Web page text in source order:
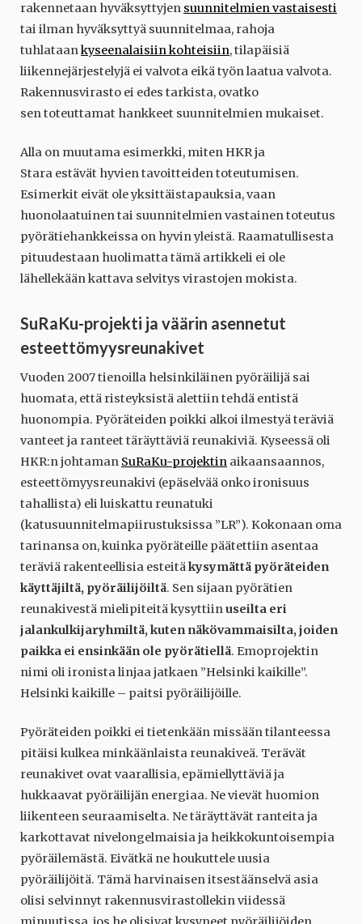
rakennetaan hyväksyttyjen suunnitelmien vastaisesti
tai ilman hyväksyttyä suunnitelmaa, rahoja
tuhlataankyseenalaisiin kohteisiin, tilapäisiä
liikennejärjestelyjä ei valvota eikä työn laatua valvota.
Rakennusvirasto ei edes tarkista, ovatko
sen toteuttamat hankkeet suunnitelmien mukaiset.
Alla on muutama esimerkki, miten HKR ja
Stara estävät hyvien tavoitteiden toteutumisen.
Esimerkit eivät ole yksittäistapauksia, vaan
huonolaatuinen tai suunnitelmien vastainen toteutus
pyörätiehankkeissa on hyvin yleistä. Raamatullisesta
pituudestaan huolimatta tämä artikkeli ei ole
lähellekään kattava selvitys virastojen mokista.
SuRaKu-projekti ja väärin asennetut
esteettömyysreunakivet
Vuoden 2007 tienoilla helsinkiläinen pyöräilijä sai
huomata, että risteyksistä alettiin tehdä entistä
huonompia. Pyöräteiden poikki alkoi ilmestyä teräviä
vanteet ja ranteet täräyttäviä reunakiviä. Kyseessä oli
HKR:n johtaman SuRaKu-projektin aikaansaannos,
esteettömyysreunakivi (epäselvää onko ironisuus
tahallista) eli luiskattu reunatuki
(katusuunnitelmapiirustuksissa ”LR”). Kokonaan oma
tarinansa on, kuinka pyöräteille päätettiin asentaa
teräviä rakenteellisia esteitäkysymättä pyöräteiden
käyttäjiltä, pyöräilijöiltä. Sen sijaan pyörätien
reunakivestä mielipiteitä kysyttiinuseilta eri
jalankulkijaryhmiltä, kuten näkövammaisilta, joiden
paikka ei ensinkään ole pyörätiellä. Emoprojektin
nimi oli ironista linjaa jatkaen ”Helsinki kaikille”.
Helsinki kaikille – paitsi pyöräilijöille.
Pyöräteiden poikki ei tietenkään missään tilanteessa
pitäisi kulkea minkäänlaista reunakiveä. Terävät
reunakivet ovat vaarallisia, epämiellyttäviä ja
hukkaavat pyöräilijän energiaa. Ne vievät huomion
liikenteen seuraamiselta. Ne täräyttävät ranteita ja
karkottavat nivelongelmaisia ja heikkokuntoisempia
pyöräilemästä. Eivätkä ne houkuttele uusia
pyöräilijöitä. Tämä harvinaisen itsestäänselvä asia
olisi selvinnyt rakennusvirastollekin viidessä